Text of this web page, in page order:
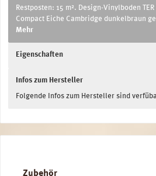
Restposten: 15 m². Design-Vinylboden
Compact Eiche Cambridge dunkelbraun
Mehr
Eigenschaften
Infos zum Hersteller
Folgende Infos zum Hersteller sind
Produktgalerie überspringen
Zubehör